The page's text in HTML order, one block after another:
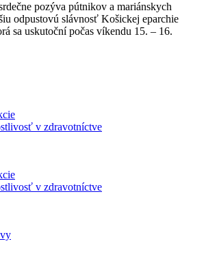
pozýva pútnikov a mariánskych
odpustovú slávnosť Košickej eparchie
sa uskutoční počas víkendu 15. – 16.
v zdravotníctve
v zdravotníctve